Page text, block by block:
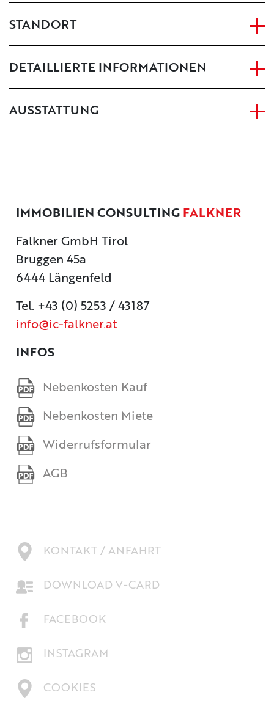
STANDORT
DETAILLIERTE INFORMATIONEN
AUSSTATTUNG
IMMOBILIEN CONSULTING FALKNER
Falkner GmbH Tirol
Bruggen 45a
6444 Längenfeld
Tel. +43 (0) 5253 / 43187
info@ic-falkner.at
INFOS
Nebenkosten Kauf
Nebenkosten Miete
Widerrufsformular
AGB
KONTAKT / ANFAHRT
DOWNLOAD V-CARD
FACEBOOK
INSTAGRAM
COOKIES